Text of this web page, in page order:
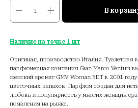
В
Наличие на точке 1 шт
Оригинал, производство Италия. Туалетная
парфюмерная компания Gian Marco Venturi
женский аромат GMV Woman EDT в 2001
цветочных запахов. Парфюм создан для
любовь и популярность у многих женщин
появления на рынке.